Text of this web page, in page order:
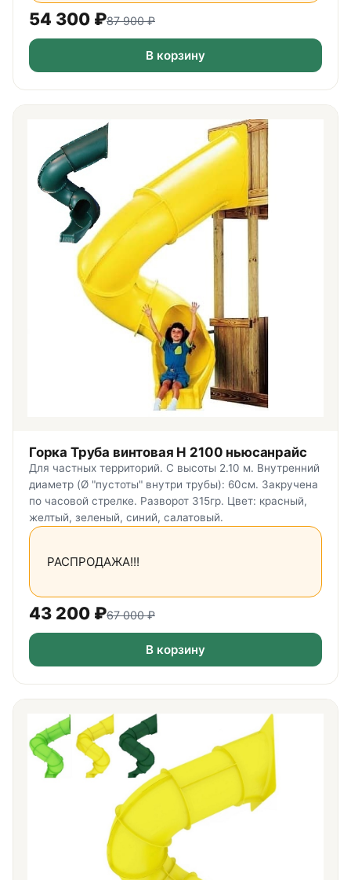
54 300 ₽87 900₽
В корзину
Горка Труба винтовая H 2100 ньюсанрайс
Для частных территорий. С высоты 2.10 м. Внутренний
диаметр (Ø "пустоты" внутри трубы): 60см. Закручена
по часовой стрелке. Разворот 315гр. Цвет: красный,
желтый, зеленый, синий, салатовый.
РАСПРОДАЖА!!!
43 200 ₽67 000₽
В корзину